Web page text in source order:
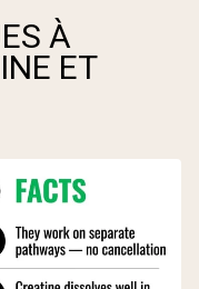
À
ET